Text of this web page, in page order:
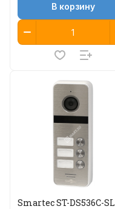
В корзину
Smartec ST-DS536C-SL